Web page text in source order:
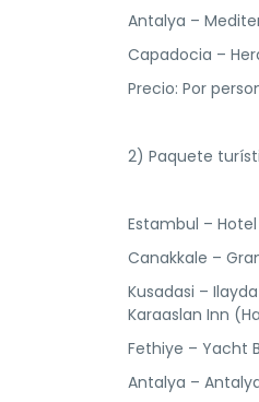
Antalya –
Capadocia –
Precio: Por
2) Paquete
Estambul –
Canakkale –
Kusadasi –
Karaaslan Inn
Fethiye – Yacht
Antalya –